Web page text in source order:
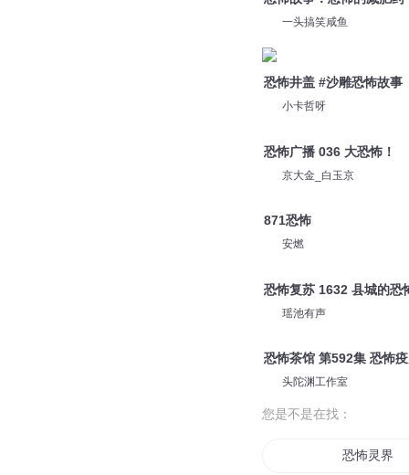
一头搞笑咸鱼
恐怖井盖 #沙雕恐怖故事
小卡哲呀
恐怖广播 036 大恐怖！
京大金_白玉京
871恐怖
安燃
恐怖复苏 1632 县城的恐
瑶池有声
恐怖茶馆 第592集 恐怖
头陀渊工作室
您是不是在找：
恐怖灵界